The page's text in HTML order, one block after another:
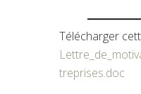
Télécharger
treprises.doc